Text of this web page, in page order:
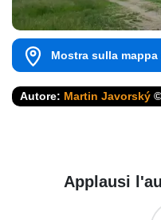
Mostra sulla
Autore: Martin Javorský
Applausi